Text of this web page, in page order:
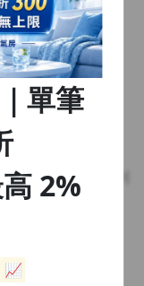
我們的推薦或回到
放清單
單筆
2%
📈